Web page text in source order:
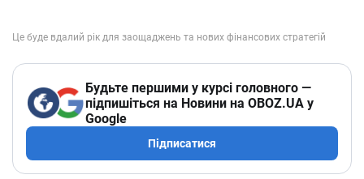
Будьте першими у курсі головного —
підпишіться на Новини на OBOZ.UA у
Google
Підписатися